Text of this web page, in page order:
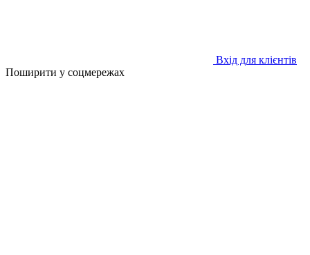
Вхід для клієнтів
Поширити у соцмережах